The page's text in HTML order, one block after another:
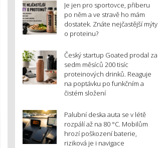
Je jen pro sportovce, přiberu
po něm a ve stravě ho mám
dostatek. Znáte nejčastější mýty
o proteinu?
Český startup Goated prodal za
sedm měsíců 200 tisíc
proteinových drinků. Reaguje
na poptávku po funkčním a
čistém složení
Palubní deska auta se v létě
rozpálí až na 80 °C. Mobilům
hrozí poškození baterie,
riziková je i navigace